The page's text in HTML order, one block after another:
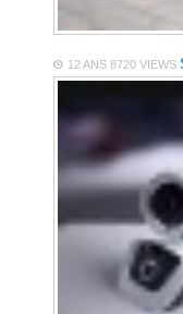
12 ANS8720 VIEWS